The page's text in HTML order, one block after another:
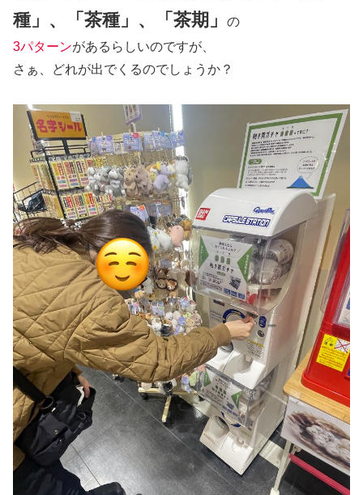
種」、「茶種」、「茶期」
の
3パターンがあるらしいのですが、
さぁ、どれが出でくるのでしょうか？